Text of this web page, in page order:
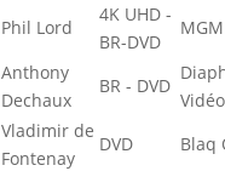
Phil Lord
4K UHD -
BR-DVD
MGM
Anthony
Dechaux
BR - DVD
Vidéo
Vladimir de
Fontenay
DVD Blaq